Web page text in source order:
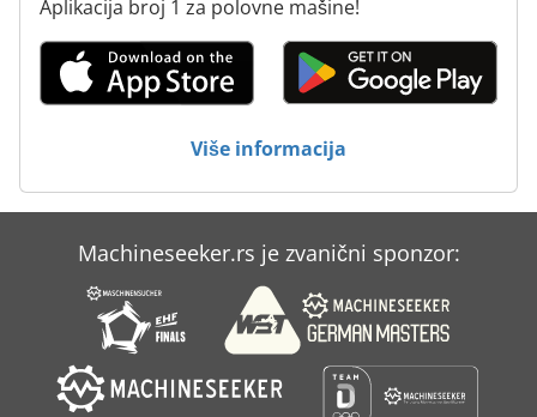
Aplikacija broj 1 za polovne mašine!
Više informacija
Machineseeker.rs je zvanični sponzor: